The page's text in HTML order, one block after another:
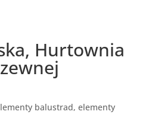
Hurtownia
balustrad, elementy